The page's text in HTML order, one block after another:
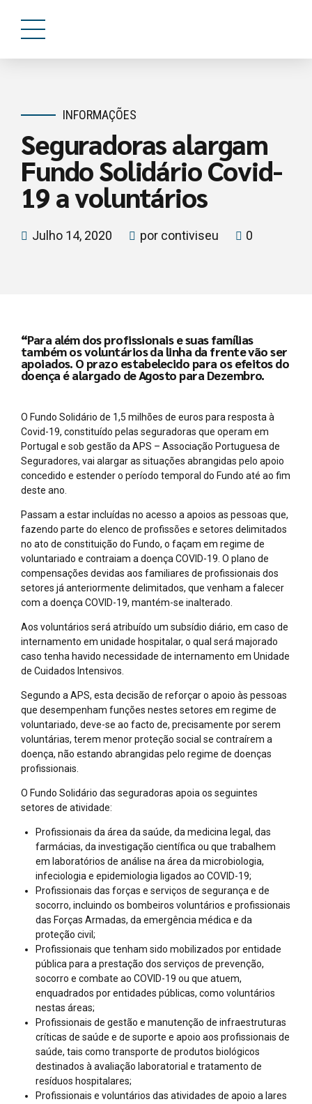
INFORMAÇÕES
Seguradoras alargam
Fundo Solidário Covid-
19 a voluntários
Julho 14, 2020 por contiviseu 0
“Para além dos profissionais e suas famílias
também os voluntários da linha da frente vão ser
apoiados. O prazo estabelecido para os efeitos do
doença é alargado de Agosto para Dezembro.
O Fundo Solidário de 1,5 milhões de euros para resposta à
Covid-19, constituído pelas seguradoras que operam em
Portugal e sob gestão da APS – Associação Portuguesa de
Seguradores, vai alargar as situações abrangidas pelo apoio
concedido e estender o período temporal do Fundo até ao fim
deste ano.
Passam a estar incluídas no acesso a apoios as pessoas que,
fazendo parte do elenco de profissões e setores delimitados
no ato de constituição do Fundo, o façam em regime de
voluntariado e contraiam a doença COVID-19. O plano de
compensações devidas aos familiares de profissionais dos
setores já anteriormente delimitados, que venham a falecer
com a doença COVID-19, mantém-se inalterado.
Aos voluntários será atribuído um subsídio diário, em caso de
internamento em unidade hospitalar, o qual será majorado
caso tenha havido necessidade de internamento em Unidade
de Cuidados Intensivos.
Segundo a APS, esta decisão de reforçar o apoio às pessoas
que desempenham funções nestes setores em regime de
voluntariado, deve-se ao facto de, precisamente por serem
voluntárias, terem menor proteção social se contraírem a
doença, não estando abrangidas pelo regime de doenças
profissionais.
O Fundo Solidário das seguradoras apoia os seguintes
setores de atividade:
Profissionais da área da saúde, da medicina legal, das
farmácias, da investigação científica ou que trabalhem
em laboratórios de análise na área da microbiologia,
infeciologia e epidemiologia ligados ao COVID-19;
Profissionais das forças e serviços de segurança e de
socorro, incluindo os bombeiros voluntários e profissionais
das Forças Armadas, da emergência médica e da
proteção civil;
Profissionais que tenham sido mobilizados por entidade
pública para a prestação dos serviços de prevenção,
socorro e combate ao COVID-19 ou que atuem,
enquadrados por entidades públicas, como voluntários
nestas áreas;
Profissionais de gestão e manutenção de infraestruturas
críticas de saúde e de suporte e apoio aos profissionais de
saúde, tais como transporte de produtos biológicos
destinados à avaliação laboratorial e tratamento de
resíduos hospitalares;
Profissionais e voluntários das atividades de apoio a lares